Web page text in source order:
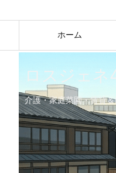
ホーム
ロスジェ
介護・家庭菜園・賃貸